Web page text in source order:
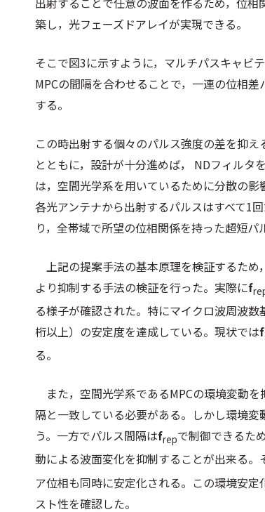
築し，光フェーズドアレイが実現できる。
そこで図3に示すように，マルチパスキャビ
MPCの間隔を合わせることで，一連の位相
する。
この時出射する個々のパルス強度の差を抑
とともに，設計が十分進めば， NDフィルタ
は，空間光学系を用いているために分散の影
各光アンテナから出射するパルスはすべて1
り，全帯域で所望の位相関係を持った超短パ
上記の提案手法の基本原理を検証するため
より抑制する手法の検証を行った。実際にf
る様子が確認された。特にマイクロ波周波
桁以上）の安定度を達成している。現状ではf
る。
また，空間光学系であるMPCの環境変動
隔と一致している必要がある。しかし環境
う。一方でパルス間隔はfrepで制御できるた
動による波面変化を抑制することが出来る
ア位相も同時に安定化される。この環境安
スト性を確認した。